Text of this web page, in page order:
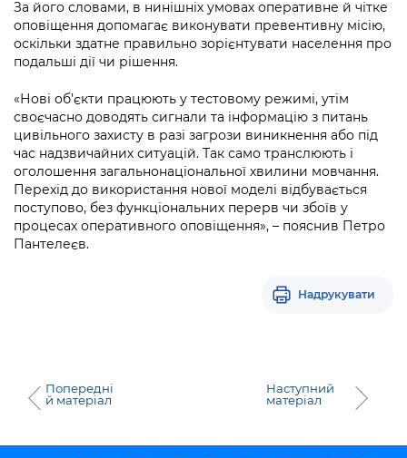
За його словами, в нинішніх умовах оперативне й чітке
оповіщення допомагає виконувати превентивну місію,
оскільки здатне правильно зорієнтувати населення про
подальші дії чи рішення.
«Нові об’єкти працюють у тестовому режимі, утім
своєчасно доводять сигнали та інформацію з питань
цивільного захисту в разі загрози виникнення або під
час надзвичайних ситуацій. Так само транслюють і
оголошення загальнонаціональної хвилини мовчання.
Перехід до використання нової моделі відбувається
поступово, без функціональних перерв чи збоїв у
процесах оперативного оповіщення», – пояснив Петро
Пантелеєв.
Надрукувати
Попередні
й матеріал
Наступний
матеріал